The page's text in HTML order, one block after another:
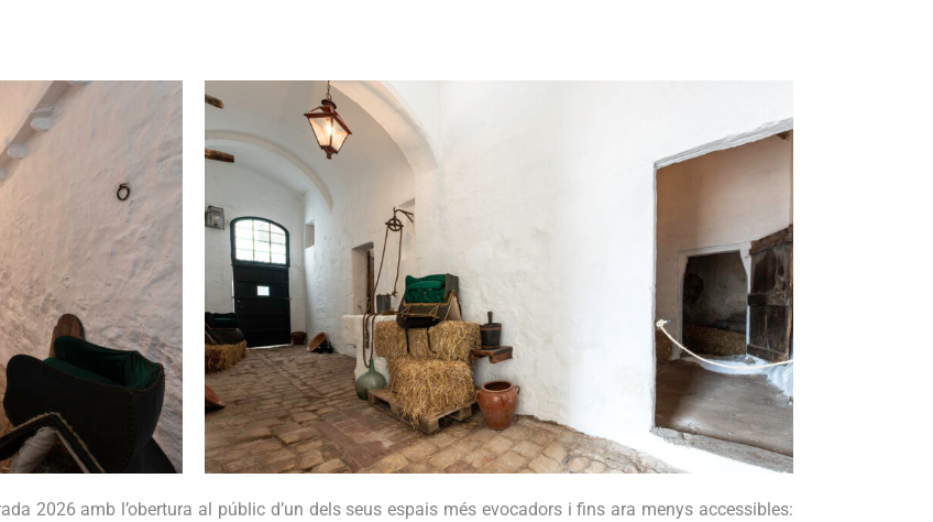
2026 amb l’obertura al públic d’un dels seus espais més evocadors i fins ara menys accessibles: